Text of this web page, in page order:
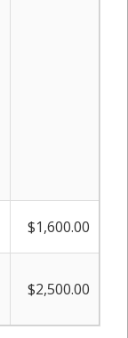
$1,600.00
$2,500.00